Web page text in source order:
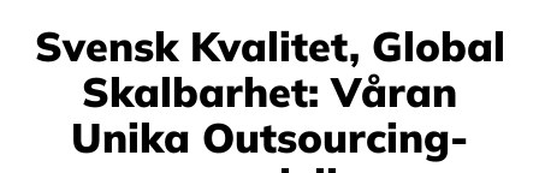
Svensk Kvalitet, Global
Skalbarhet: Våran
Unika Outsourcing-